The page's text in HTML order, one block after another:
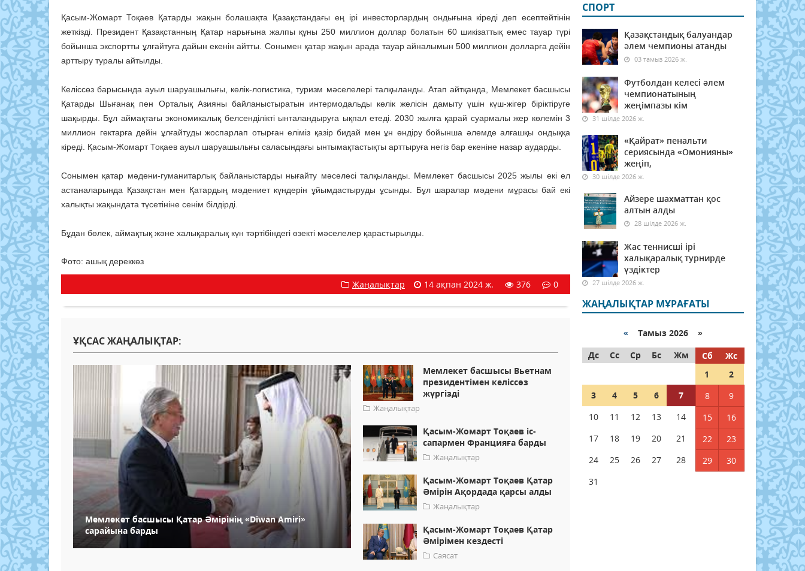
Қасым-Жомарт Тоқаев Қатарды жақын болашақта Қазақстандағы ең ірі инвесторлардың ондығына кіреді деп есептейтінін
жеткізді. Президент Қазақстанның Қатар нарығына жалпы құны 250 миллион доллар болатын 60 шикізаттық емес тауар түрі
бойынша экспортты ұлғайтуға дайын екенін айтты. Сонымен қатар жақын арада тауар айналымын 500 миллион долларға дейін
арттыру туралы айтылды.
Келіссөз барысында ауыл шаруашылығы, көлік-логистика, туризм мәселелері талқыланды. Атап айтқанда, Мемлекет басшысы
Қатарды Шығанақ пен Орталық Азияны байланыстыратын интермодальды көлік желісін дамыту үшін күш-жігер біріктіруге
шақырды. Бұл аймақтағы экономикалық белсенділікті ынталандыруға ықпал етеді. 2030 жылға қарай суармалы жер көлемін 3
миллион гектарға дейін ұлғайтуды жоспарлап отырған еліміз қазір бидай мен ұн өндіру бойынша әлемде алғашқы ондыққа
кіреді. Қасым-Жомарт Тоқаев ауыл шаруашылығы саласындағы ынтымақтастықты арттыруға негіз бар екеніне назар аударды.
Сонымен қатар мәдени-гуманитарлық байланыстарды нығайту мәселесі талқыланды. Мемлекет басшысы 2025 жылы екі ел
астаналарында Қазақстан мен Қатардың мәдениет күндерін ұйымдастыруды ұсынды. Бұл шаралар мәдени мұрасы бай екі
халықты жақындата түсетініне сенім білдірді.
Бұдан бөлек, аймақтық және халықаралық күн тәртібіндегі өзекті мәселелер қарастырылды.
Фото: ашық дереккөз
Жаңалықтар 14 ақпан 2024 ж. 376 0
ҰҚСАС ЖАҢАЛЫҚТАР:
Мемлекет басшысы Қатар Әмірінің «Diwan Amiri»
сарайына барды
Мемлекет басшысы Вьетнам
президентімен келіссөз
жүргізді
Жаңалықтар
Қасым-Жомарт Тоқаев іс-
сапармен Францияға барды
Жаңалықтар
Қасым-Жомарт Тоқаев Қатар
Әмірін Ақордада қарсы алды
Жаңалықтар
Қасым-Жомарт Тоқаев Қатар
Әмірімен кездесті
Саясат
СПОРТ
Қазақстандық балуандар
әлем чемпионы атанды
03 тамыз 2026 ж.
Футболдан келесі әлем
чемпионатының
жеңімпазы кім
31 шілде 2026 ж.
«Қайрат» пенальти
сериясында «Омонияны»
жеңіп,
30 шілде 2026 ж.
Айзере шахматтан қос
алтын алды
28 шілде 2026 ж.
Жас теннисші ірі
халықаралық турнирде
үздіктер
27 шілде 2026 ж.
ЖАҢАЛЫҚТАР МҰРАҒАТЫ
« Тамыз 2026 »
Дс
Сс Ср Бс Жм Сб
Жс
1
2
3
4 5 6 7 8
9
10
11 12 13 14 15
16
17
18 19 20 21 22
23
24
25 26 27 28 29
30
31